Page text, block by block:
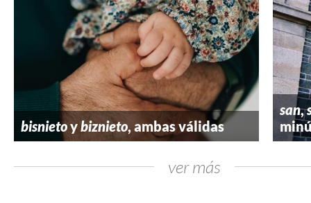
bisnietoybiznieto, ambas válidas
san,
ver más